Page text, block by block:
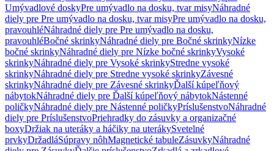
Umývadlové doskyPre umývadlo na dosku, tvar misyNáhradné
diely pre Pre umývadlo na dosku, tvar misyPre umývadlo na dosku,
pravouhléNáhradné diely pre Pre umývadlo na dosku,
pravouhléBočné skrinkyNáhradné diely pre Bočné skrinkyNízke
bočné skrinkyNáhradné diely pre Nízke bočné skrinkyVysoké
skrinkyNáhradné diely pre Vysoké skrinkyStredne vysoké
skrinkyNáhradné diely pre Stredne vysoké skrinkyZávesné
skrinkyNáhradné diely pre Závesné skrinkyĎalší kúpeľňový
nábytokNáhradné diely pre Ďalší kúpeľňový nábytokNástenné
poličkyNáhradné diely pre Nástenné poličkyPríslušenstvoNáhradné
diely pre PríslušenstvoPriehradky do zásuvky a organizačné
boxyDržiak na uteráky a háčiky na uterákySvetelné
prvkyDržadláSúpravy nôhMagnetické tabuleZásuvkyNáhradné